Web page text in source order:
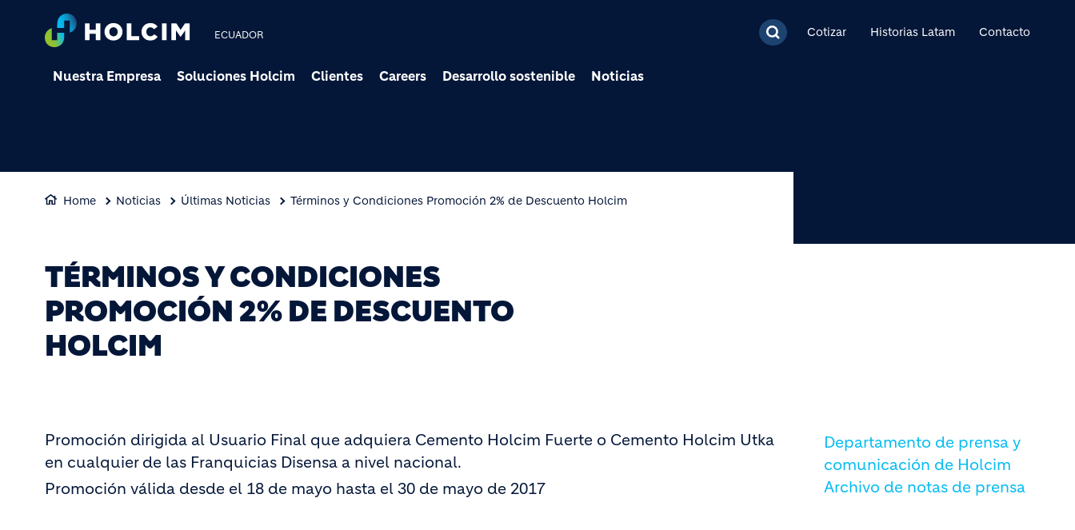
ECUADOR Cotizar Historias Latam Contacto
Nuestra Empresa Soluciones Holcim Clientes Careers Desarrollo sostenible Noticias
Home Noticias Últimas Noticias Términos y Condiciones Promoción 2% de Descuento Holcim
TÉRMINOS Y CONDICIONES
PROMOCIÓN 2% DE DESCUENTO
HOLCIM
Promoción dirigida al Usuario Final que adquiera Cemento Holcim Fuerte o Cemento Holcim Utka
en cualquier de las Franquicias Disensa a nivel nacional.
Promoción válida desde el 18 de mayo hasta el 30 de mayo de 2017
Departamento de prensa y
comunicación de Holcim
Archivo de notas de prensa